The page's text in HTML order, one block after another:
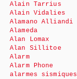
Alain Tarrius
Alain Vidalies
Alamano Alliandi
Alameda
Alan Lomax
Alan Sillitoe
Alarm
Alarm Phone
alarmes sismiques